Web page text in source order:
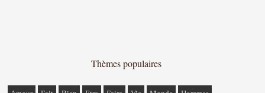
Thèmes populaires